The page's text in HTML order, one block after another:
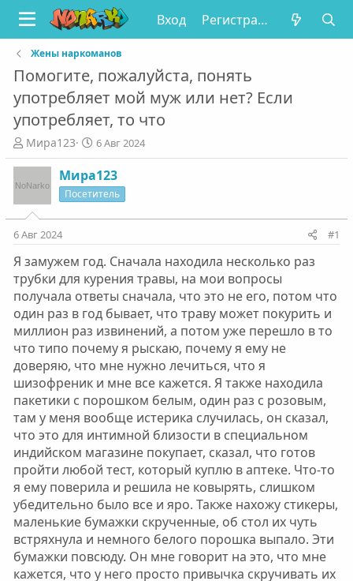
Вход Регистрация
Жены наркоманов
Помогите, пожалуйста, понять
употребляет мой муж или нет? Если
употребляет, то что
А
в
т
о
р
т
е
ы
Мира123
Д
а
т
а
н
а
л
а
6 Авг 2024
Мира123
Посетитель
6 Авг 2024 #1
Я замужем год. Сначала находила несколько раз
трубки для курения травы, на мои вопросы
получала ответы сначала, что это не его, потом что
один раз в год бывает, что траву может покурить и
миллион раз извинений, а потом уже перешло в то
что типо почему я рыскаю, почему я ему не
доверяю, что мне нужно лечиться, что я
шизофреник и мне все кажется. Я также находила
пакетики с порошком белым, один раз с розовым,
там у меня вообще истерика случилась, он сказал,
что это для интимной близости в специальном
индийском магазине покупает, сказал, что готов
пройти любой тест, который куплю в аптеке. Что-то
я ему поверила и решила не ковырять, слишком
убедительно было все и яро. Также нахожу стикеры,
маленькие бумажки скрученные, об стол их чуть
встряхнула и немного белого порошка выпало. Эти
бумажки повсюду. Он мне говорит на это, что мне
кажется, что у него просто привычка скручивать их